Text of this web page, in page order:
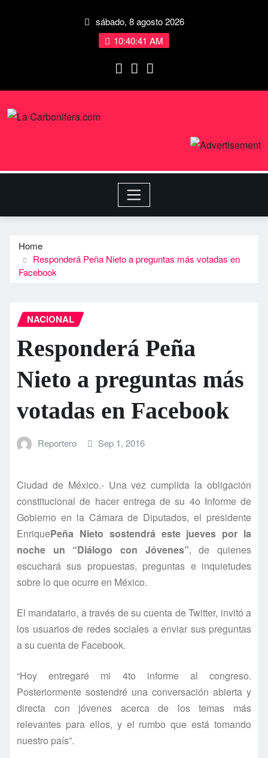
sábado, 8 agosto 2026
10:40:42 AM
Home
Responderá Peña Nieto a preguntas más votadas en
Facebook
NACIONAL
Responderá Peña
Nieto a preguntas más
votadas en Facebook
Reportero Sep 1, 2016
Ciudad de México.- Una vez cumplida la obligación
constitucional de hacer entrega de su 4o Informe de
Gobierno en la Cámara de Diputados, el presidente
EnriquePeña Nieto sostendrá este jueves por la
noche un “Diálogo con Jóvenes”, de quienes
escuchará sus propuestas, preguntas e inquietudes
sobre lo que ocurre en México.
El mandatario, a través de su cuenta de Twitter, invitó a
los usuarios de redes sociales a enviar sus preguntas
a su cuenta de Facebook.
“Hoy entregaré mi 4to informe al congreso.
Posteriormente sostendré una conversación abierta y
directa con jóvenes acerca de los temas más
relevantes para ellos, y el rumbo que está tomando
nuestro país”.